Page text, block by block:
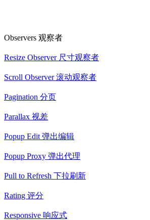
Observers 观察者
Resize Observer 尺寸观察者
Scroll Observer 滚动观察者
Pagination 分页
Parallax 视差
Popup Edit 弹出编辑
Popup Proxy 弹出代理
Pull to Refresh 下拉刷新
Rating 评分
Responsive 响应式